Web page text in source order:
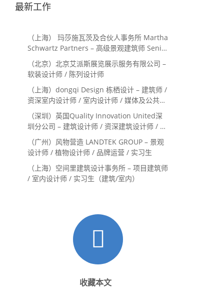
最新工作
（上海） 玛莎施瓦茨及合伙人事务所 Martha
Schwartz Partners – 高级景观建筑师 Senior
Landscape Designer / 景观建筑师
Landscape Designer
（北京）北京艾派斯展览展示服务有限公司 –
软装设计师 / 陈列设计师
（上海）dongqi Design 栋栖设计 – 建筑师 /
资深室内设计师 / 室内设计师 / 媒体及公共关
系主管 / 设计实习生（常年招聘）
（深圳）英国Quality Innovation United深
圳分公司 – 建筑设计师 / 资深建筑设计师 / 室
内设计师 / 设计实习生
（广州）风物营造 LANDTEK GROUP – 景观
设计师 / 植物设计师 / 品牌运营 / 实习生
（上海）空间里建筑设计事务所 – 项目建筑师
/ 室内设计师 / 实习生（建筑/室内）
收藏本文